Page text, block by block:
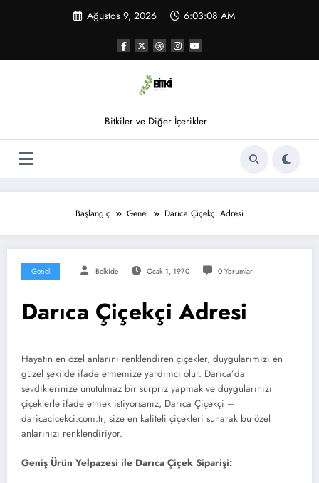
Ağustos 9, 2026 6:03:09 AM
Bitkiler ve Diğer İçerikler
Başlangıç Genel Darıca Çiçekçi Adresi
Genel Belkide Ocak 1, 1970 0 Yorumlar
Darıca Çiçekçi Adresi
Hayatın en özel anlarını renklendiren çiçekler, duygularımızı en
güzel şekilde ifade etmemize yardımcı olur. Darıca’da
sevdiklerinize unutulmaz bir sürpriz yapmak ve duygularınızı
çiçeklerle ifade etmek istiyorsanız, Darıca Çiçekçi –
daricacicekci.com.tr, size en kaliteli çiçekleri sunarak bu özel
anlarınızı renklendiriyor.
Geniş Ürün Yelpazesi ile Darıca Çiçek Siparişi: